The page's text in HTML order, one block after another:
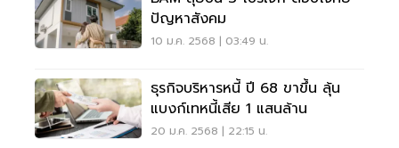
ปัญหาสังคม
10 ม.ค. 2568 | 03:49 น.
ธุรกิจบริหารหนี้ ปี 68 ขาขึ้น ลุ้น
แบงก์เทหนี้เสีย 1 แสนล้าน
20 ม.ค. 2568 | 22:15 น.